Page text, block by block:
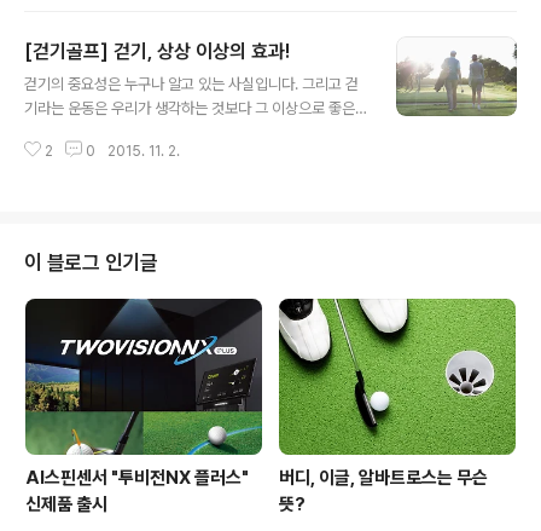
다!'싱글'을 정확히 이해하고 그에 필요한 정보를 얻고 적절
한 레슨을 받으면 생각보다 빠른 기간 내에 '싱글 골퍼'에
도달 할 수도 있답니다! 싱글 골퍼가 되려면 잊어서는 안 될
집중해야 할 것 타겟을 향해 바라보자 프로 선수들의 경기
[걷기골프] 걷기, 상상 이상의 효과!
걷기의 중요성은 누구나 알고 있는 사실입니다. 그리고 걷
기라는 운동은 우리가 생각하는 것보다 그 이상으로 좋은
히려 걷기 골프와는 멀어지기도 하죠. 하지만 걸어야 뇌도
뇌와 근육에는 공통점이 있습니다. 둘 다 쓰면 쓸수록 단련
된다는 것인데요. 다리 근육은 걸으면 탱탱해지고 뇌도 쓰
면 쓸수록 좋아지게 되죠~ 다양한 이유로 아무것도 하지
않으면 다리도 뇌도 녹슬게 된답니다. 매일 조금씩이라도
의식하면서 걷는 것이 중요합니다. 불과 100년 전만 해도
대부분의 사람들은 걷는 것이 ..
2 0 2015. 11. 2.
이 블로그 인기글
AI스핀센서 "투비전NX 플러스"
신제품 출시
버디, 이글, 알바트로스는 무슨
뜻?